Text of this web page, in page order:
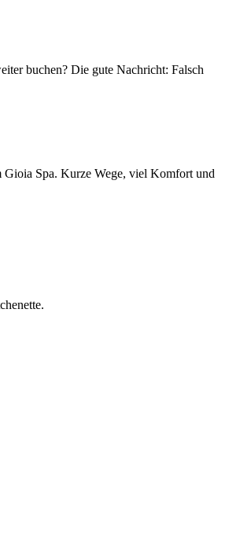
buchen? Die gute Nachricht: Falsch
Gioia Spa. Kurze Wege, viel Komfort und